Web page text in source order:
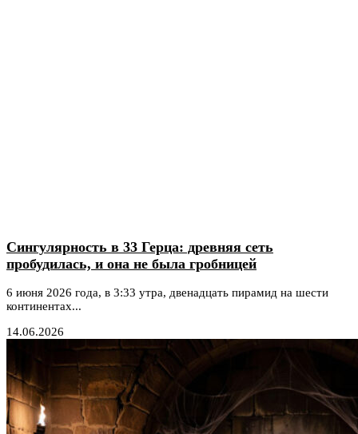
Сингулярность в 33 Герца: древняя сеть
пробудилась, и она не была гробницей
6 июня 2026 года, в 3:33 утра, двенадцать пирамид на шести
континентах...
14.06.2026